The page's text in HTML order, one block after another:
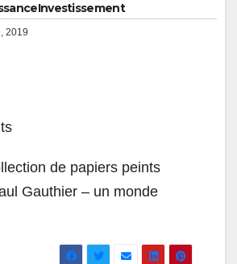
2019
de papiers peints
Gauthier – un monde